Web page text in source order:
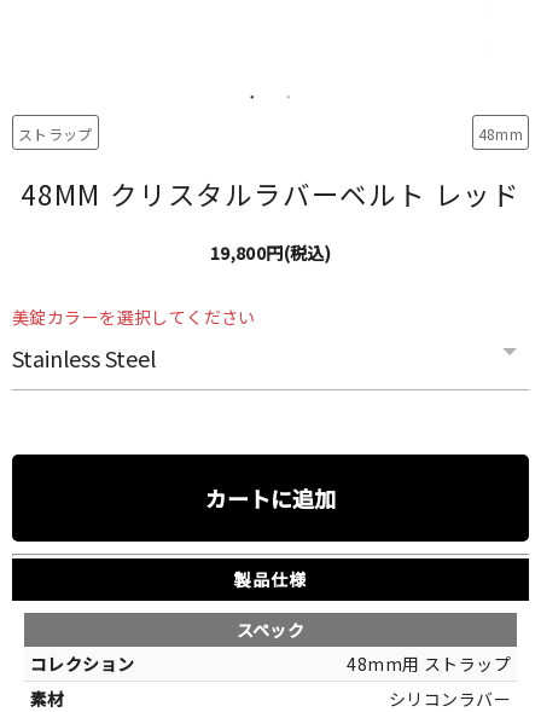
ストラップ 48mm
48MM クリスタルラバーベルト レッド
19,800円(税込)
美錠カラーを選択してください
カートに追加
製品仕様
スペック
48mm用 ストラップ
シリコンラバー